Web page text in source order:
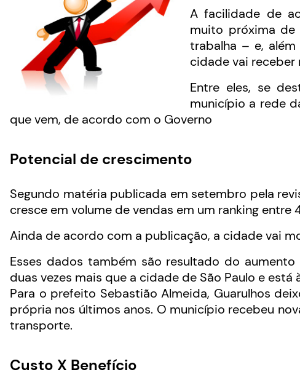
A facilidade de
muito próxima de
trabalha – e,
cidade vai receber
Entre eles, se
município a rede
que vem, de acordo com o Governo
Potencial de crescimento
Segundo matéria publicada em setembro pela
cresce em volume de vendas em um ranking
Ainda de acordo com a publicação, a cidade vai
Esses dados também são resultado do
duas vezes mais que a cidade de São Paulo e
Para o prefeito Sebastião Almeida, Guarulhos
própria nos últimos anos. O município recebeu
transporte.
Custo X Benefício